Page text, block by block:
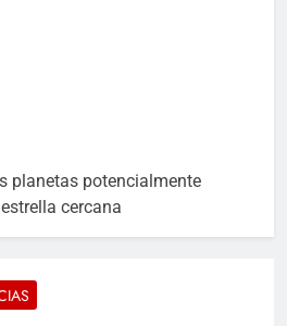
planetas potencialmente
cercana